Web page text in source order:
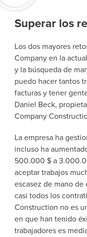
Superar los
Los dos mayores
Company en la
y la búsqueda de
puedo hacer tantos
facturas y tener
Daniel Beck,
Company
La empresa ha
incluso ha
500.000 $ a
aceptar trabajos
escasez de mano de
casi todos los
Construction no es
en que han tenido
trabajadores es